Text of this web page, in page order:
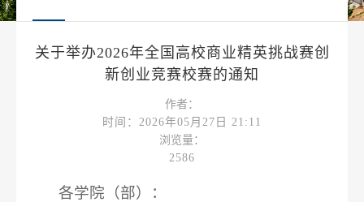
关于举办2026年全国高校商业精英挑战赛创
新创业竞赛校赛的通知
作者：
时间：2026年05月27日 21:11
浏览量：
2586
各学院（部）：